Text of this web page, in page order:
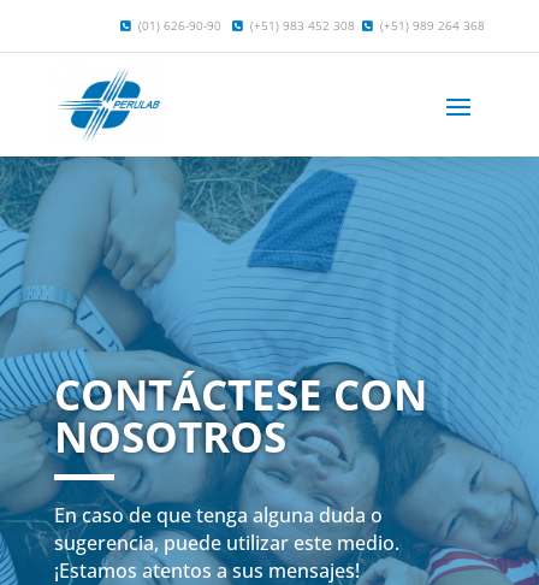
(01) 626-90-90 (+51) 983 452 308 (+51) 989 264 368
CONTÁCTESE CON
NOSOTROS
En caso de que tenga alguna duda o
sugerencia, puede utilizar este medio.
¡Estamos atentos a sus mensajes!